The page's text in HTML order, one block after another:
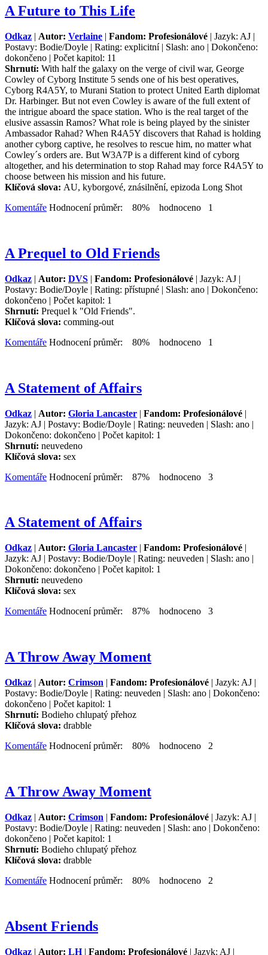
A Future to This Life
Odkaz | Autor: Verlaine | Fandom: Profesionálové | Jazyk: AJ |
Postavy: Bodie/Doyle | Rating: explicitní | Slash: ano | Dokončeno:
dokončeno | Počet kapitol: 11
Shrnutí: With half the galaxy on the verge of civil war, George
Cowley of Cyborg Institute 5 sends one of his best operatives,
Cyborg R4A5Y, to Murani Station to protect United Earth diplomat
Dr. Harbinger. But not even Cowley is aware of the full extent of
the intrigue aboard the space station. Who is the real target of the
elusive assassin Ramos? What role is being played by the sinister
Ambassador Rahad? When R4A5Y discovers that Rahad is holding
another cyborg captive, he resolves to rescue him, no matter what
Cowley´s orders are. But W3A7P is a different kind of cyborg
altogether, and his determination to stop Rahad may force R4A5Y to
choose between his mission and his future.
Klíčová slova: AU, kyborgové, znásilnění, epizoda Long Shot
Komentáře Hodnocení průměr: 80% hodnoceno 1
A Prequel to Old Friends
Odkaz | Autor: DVS | Fandom: Profesionálové | Jazyk: AJ |
Postavy: Bodie/Doyle | Rating: přístupné | Slash: ano | Dokončeno:
dokončeno | Počet kapitol: 1
Shrnutí: Prequel k "Old Friends".
Klíčová slova: comming-out
Komentáře Hodnocení průměr: 80% hodnoceno 1
A Statement of Affairs
Odkaz | Autor: Gloria Lancaster | Fandom: Profesionálové |
Jazyk: AJ | Postavy: Bodie/Doyle | Rating: neuveden | Slash: ano |
Dokončeno: dokončeno | Počet kapitol: 1
Shrnutí: neuvedeno
Klíčová slova: sex
Komentáře Hodnocení průměr: 87% hodnoceno 3
A Statement of Affairs
Odkaz | Autor: Gloria Lancaster | Fandom: Profesionálové |
Jazyk: AJ | Postavy: Bodie/Doyle | Rating: neuveden | Slash: ano |
Dokončeno: dokončeno | Počet kapitol: 1
Shrnutí: neuvedeno
Klíčová slova: sex
Komentáře Hodnocení průměr: 87% hodnoceno 3
A Throw Away Moment
Odkaz | Autor: Crimson | Fandom: Profesionálové | Jazyk: AJ |
Postavy: Bodie/Doyle | Rating: neuveden | Slash: ano | Dokončeno:
dokončeno | Počet kapitol: 1
Shrnutí: Bodieho chlupatý přehoz
Klíčová slova: drabble
Komentáře Hodnocení průměr: 80% hodnoceno 2
A Throw Away Moment
Odkaz | Autor: Crimson | Fandom: Profesionálové | Jazyk: AJ |
Postavy: Bodie/Doyle | Rating: neuveden | Slash: ano | Dokončeno:
dokončeno | Počet kapitol: 1
Shrnutí: Bodieho chlupatý přehoz
Klíčová slova: drabble
Komentáře Hodnocení průměr: 80% hodnoceno 2
Absent Friends
Odkaz | Autor: LH| Fandom: Profesionálové | Jazyk: AJ |